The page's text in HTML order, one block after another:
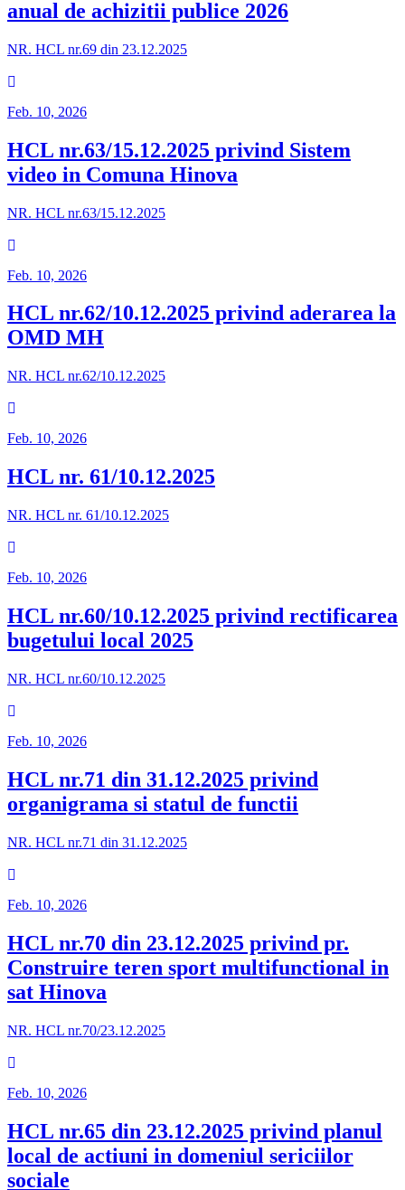
anual de achizitii publice 2026
NR. HCL nr.69 din 23.12.2025
Feb. 10, 2026
HCL nr.63/15.12.2025 privind Sistem
video in Comuna Hinova
NR. HCL nr.63/15.12.2025
Feb. 10, 2026
HCL nr.62/10.12.2025 privind aderarea la
OMD MH
NR. HCL nr.62/10.12.2025
Feb. 10, 2026
HCL nr. 61/10.12.2025
NR. HCL nr. 61/10.12.2025
Feb. 10, 2026
HCL nr.60/10.12.2025 privind rectificarea
bugetului local 2025
NR. HCL nr.60/10.12.2025
Feb. 10, 2026
HCL nr.71 din 31.12.2025 privind
organigrama si statul de functii
NR. HCL nr.71 din 31.12.2025
Feb. 10, 2026
HCL nr.70 din 23.12.2025 privind pr.
Construire teren sport multifunctional in
sat Hinova
NR. HCL nr.70/23.12.2025
Feb. 10, 2026
HCL nr.65 din 23.12.2025 privind planul
local de actiuni in domeniul sericiilor
sociale